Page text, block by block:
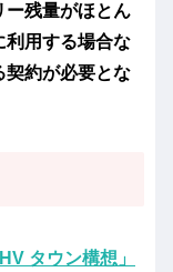
ー残量がほとん
利用する場合な
契約が必要とな
タウン構想」